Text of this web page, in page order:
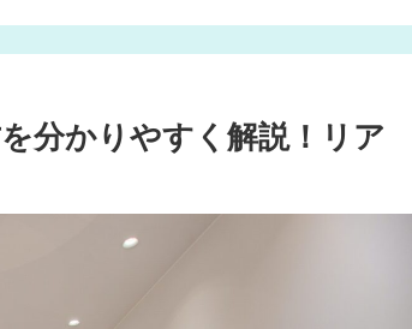
分かりやすく解説！リア